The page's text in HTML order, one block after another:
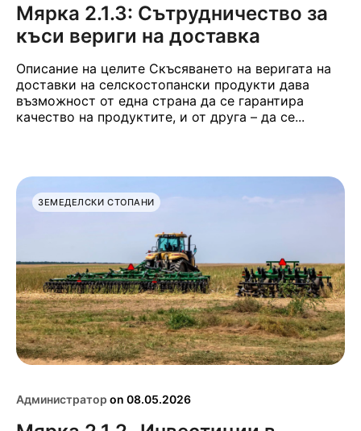
Мярка 2.1.3: Сътрудничество за
къси вериги на доставка
Описание на целите Скъсяването на веригата на
доставки на селскостопански продукти дава
възможност от една страна да се гарантира
качество на продуктите, и от друга – да се...
ЗЕМЕДЕЛСКИ СТОПАНИ
Администратор on 08.05.2026